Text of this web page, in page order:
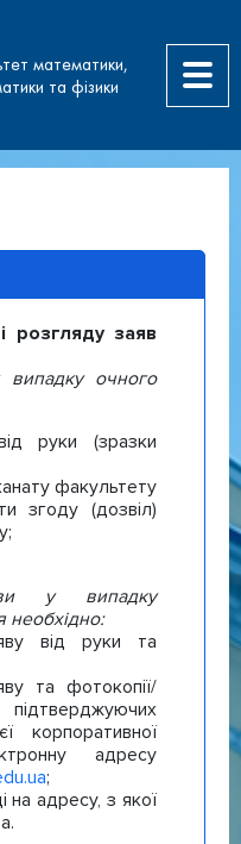
математики,
та фізики
розгляду заяв
очного
руки (зразки
факультету
згоду (дозвіл)
у випадку
необхідно:
від руки та
та фотокопії/
корпоративної
адресу
;
на адресу, з якої